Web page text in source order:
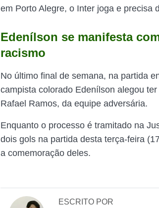
em Porto Alegre, o Inter joga e precisa
Edenílson se manifesta
racismo
No último final de semana, na partida
campista colorado Edenílson alegou
Rafael Ramos, da equipe adversária.
Enquanto o processo é tramitado na
dois gols na partida desta terça-feira
a comemoração deles.
ESCRITO POR